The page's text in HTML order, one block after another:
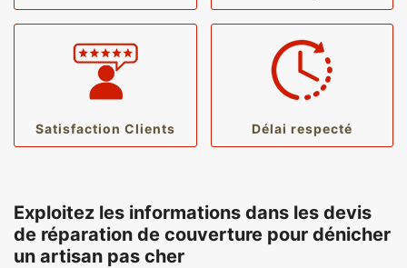
Satisfaction Clients Délai respecté
Exploitez les informations dans les devis
de réparation de couverture pour dénicher
un artisan pas cher